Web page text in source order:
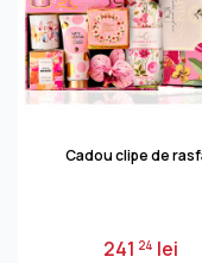
Cadou clipe de
241 24 lei